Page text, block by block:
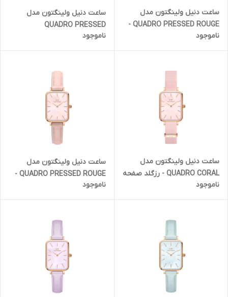
ساعت دنیل ولینگتون مدل
QUADRO PRESSED ROUGE -
سیلور صفحه سفید پوست ماری
(زنانه)
ناموجود
ساعت دنیل ولینگتون مدل
QUADRO PRESSED
صفحه سبز (زنانه)
ناموجود
ساعت دنیل ولینگتون مدل
QUADRO CORAL - رزگلد صفحه
صدفی بند برزنتی (زنانه)
ناموجود
ساعت دنیل ولینگتون مدل
QUADRO PRESSED ROUGE -
رزگلد صفحه صدفی پوست ماری
(زنانه)
ناموجود